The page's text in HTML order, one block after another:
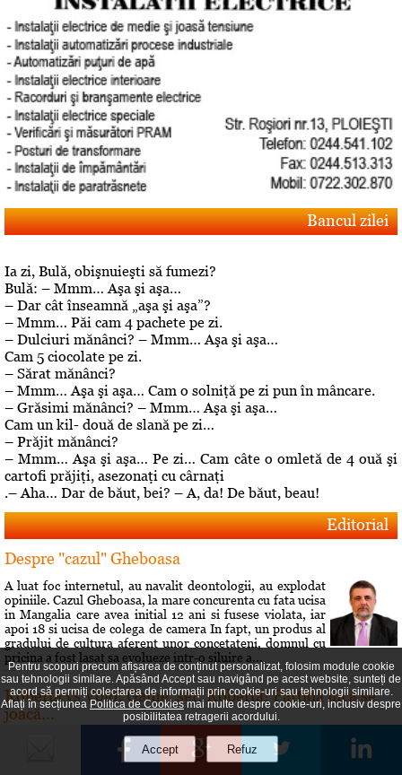
Bancul zilei
Ia zi, Bulă, obişnuieşti să fumezi?
Bulă: – Mmm… Aşa şi aşa…
– Dar cât înseamnă „aşa şi aşa”?
– Mmm… Păi cam 4 pachete pe zi.
– Dulciuri mănânci? – Mmm… Aşa şi aşa…
Cam 5 ciocolate pe zi.
– Sărat mănânci?
– Mmm… Aşa şi aşa… Cam o solniţă pe zi pun în mâncare.
– Grăsimi mănânci? – Mmm… Aşa şi aşa…
Cam un kil- două de slană pe zi…
– Prăjit mănânci?
– Mmm… Aşa şi aşa… Pe zi… Cam câte o omletă de 4 ouă şi
cartofi prăjiţi, asezonaţi cu cârnaţi
.– Aha… Dar de băut, bei? – A, da! De băut, beau!
Editorial
Despre "cazul" Gheboasa
A luat foc internetul, au navalit deontologii, au explodat
opiniile. Cazul Gheboasa, la mare concurenta cu fata ucisa
in Mangalia care avea initial 12 ani si fusese violata, iar
apoi 18 si ucisa de colega de camera In fapt, un produs al
gradului de cultura aferent unor concetateni, domnul cu
pricina a fost lasat sa evolueze intr-o siluire a...
Roberta vs Volo! Game, set: Roberta! Partida încă se
joacă...
Conflictele dintre Roberta Anastase şi Andrei Volosevici
sunt vechi. Certurile dintre ei durează mult şi foarte greu
Pentru scopuri precum afișarea de conținut personalizat, folosim module cookie
sau tehnologii similare. Apăsând Accept sau navigând pe acest website, sunteți de
acord să permiți colectarea de informații prin cookie-uri sau tehnologii similare.
Aflați în secțiuneaPolitica de Cookiesmai multe despre cookie-uri, inclusiv despre
posibilitatea retragerii acordului.